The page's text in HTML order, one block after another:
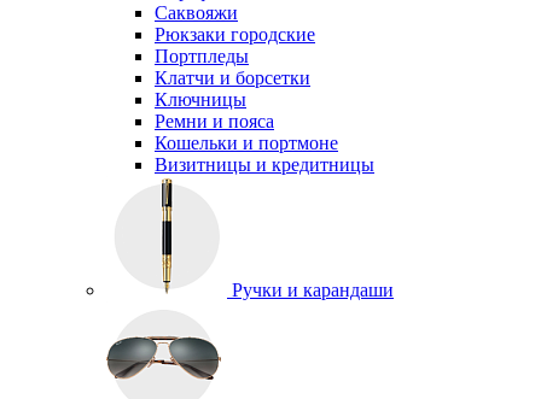
Саквояжи
Рюкзаки городские
Портпледы
Клатчи и борсетки
Ключницы
Ремни и пояса
Кошельки и портмоне
Визитницы и кредитницы
Ручки и карандаши